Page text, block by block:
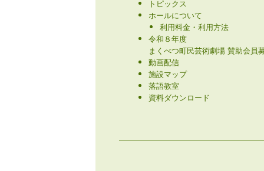
トピックス
ホールについて
利用料金・利用方法
令和８年度
まくべつ町民芸術劇場 賛助会員
動画配信
施設マップ
落語教室
資料ダウンロード